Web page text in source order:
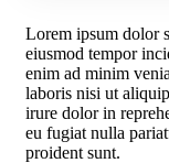
Lorem ipsum dolor
eiusmod tempor
enim ad minim
laboris nisi ut
irure dolor in
eu fugiat nulla
proident sunt.